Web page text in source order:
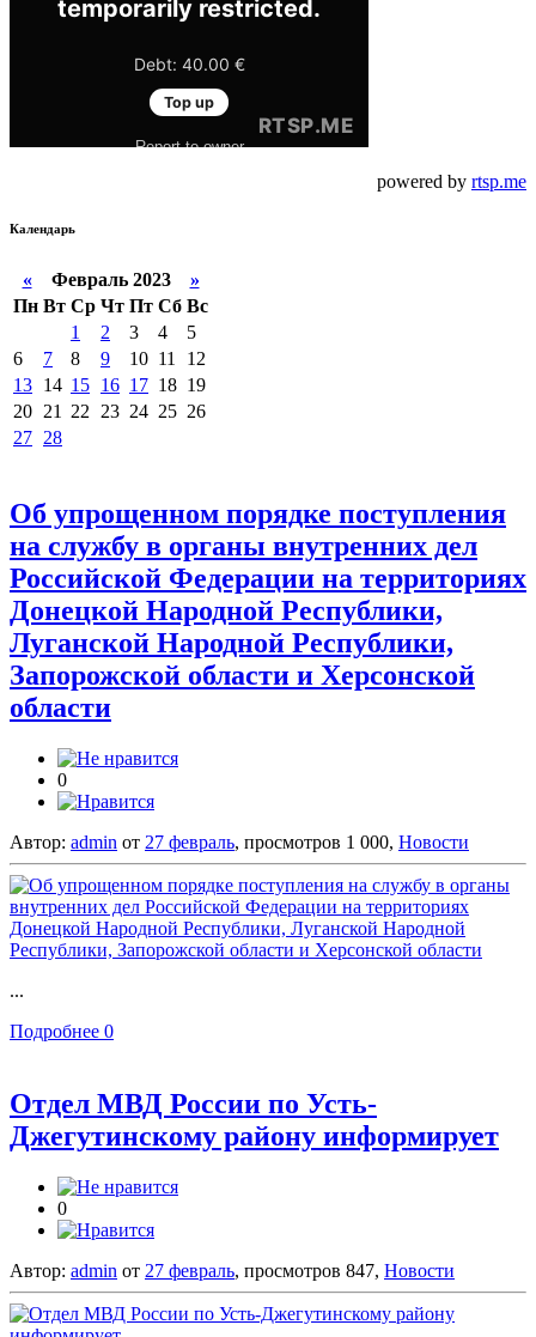
powered by rtsp.me
Календарь
«Февраль 2023 »
Пн Вт Ср Чт Пт Сб Вс
1
2 3 4
5
6
7 8 9 10 11
12
13 14 15 16 17 18 19
20 21 22 23 24 25 26
27 28
Об упрощенном порядке поступления
на службу в органы внутренних дел
Российской Федерации на территориях
Донецкой Народной Республики,
Луганской Народной Республики,
Запорожской области и Херсонской
области
0
Автор: admin от 27 февраль, просмотров 1 000, Новости
...
Подробнее 0
Отдел МВД России по Усть-
Джегутинскому району информирует
0
Автор: admin от 27 февраль, просмотров 847, Новости